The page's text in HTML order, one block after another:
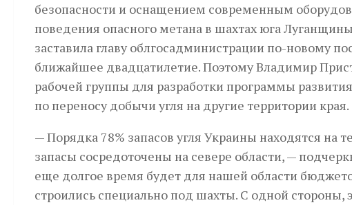
безопасности и оснащением современным
поведения опасного метана в шахтах юга
заставила главу облгосадминистрации по-новому
ближайшее двадцатилетие. Поэтому Владимир
рабочей группы для разработки программы
по переносу добычи угля на другие территории края.
— Порядка 78% запасов угля Украины находятся на
запасы сосредоточены на севере области, —
еще долгое время будет для нашей области
строились специально под шахты. С одной стороны,